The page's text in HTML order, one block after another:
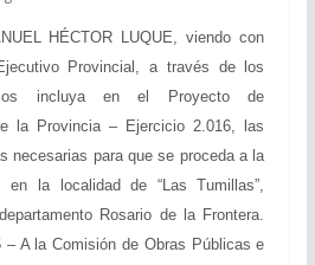
HÉCTOR LUQUE, viendo con
Provincial, a través de los
incluya en el Proyecto de
la Provincia – Ejercicio 2.016, las
necesarias para que se proceda a la
en la localidad de “Las Tumillas”,
Rosario de la Frontera.
– A la Comisión de Obras Públicas e